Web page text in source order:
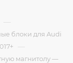
—
блоки для Audi
—
магнитолу —